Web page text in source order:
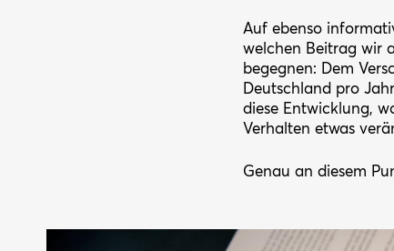
Auf ebenso
welchen Beitrag wir
begegnen: Dem
Deutschland pro
diese Entwicklung,
Verhalten etwas
Genau an diesem